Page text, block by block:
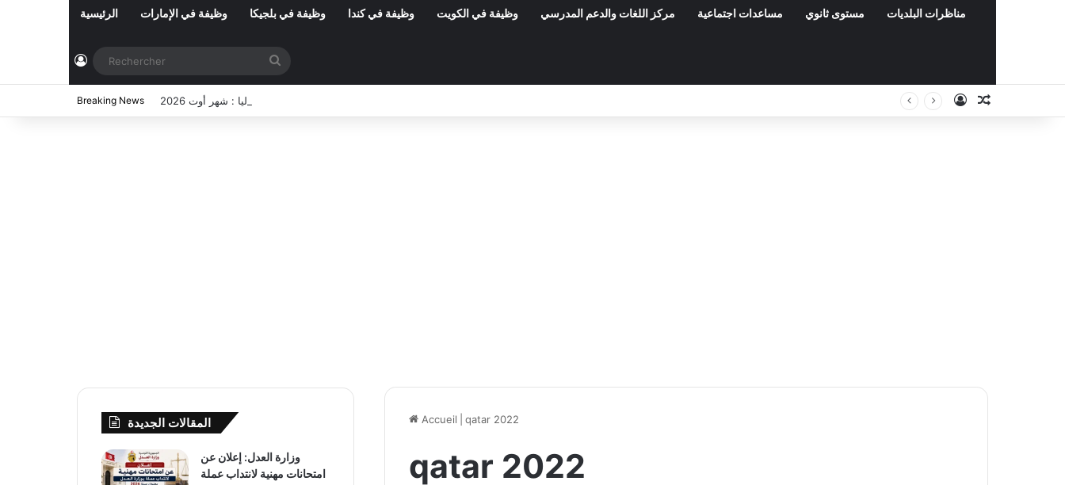
الرئيسية وظيفة في الإمارات وظيفة في بلجيكا وظيفة في كندا وظيفة في الكويت مركز اللغات والدعم المدرسي مساعدات اجتماعية مستوى ثانوي مناظرات البلديات
Connexion
Breaking News مناظرات الوظيفة العمومية وعروض الشغل في تونس المفتوحة حاليا : شهر أوت 2026 Connexion
Accueil qatar 2022
qatar 2022
المقالات الجديدة
وزارة العدل: إعلان عن
امتحانات مهنية لانتداب عملة